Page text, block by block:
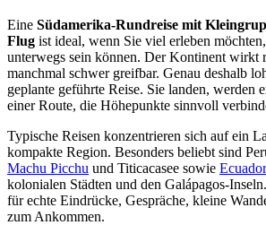
Eine Südamerika-Rundreise mit
Flug ist ideal, wenn Sie viel erleben
unterwegs sein können. Der Kontinent wirkt
manchmal schwer greifbar. Genau deshalb
geplante geführte Reise. Sie landen, werden
einer Route, die Höhepunkte sinnvoll
Typische Reisen konzentrieren sich auf ein
kompakte Region. Besonders beliebt sind
Machu Picchu und Titicacasee sowie Ecuador
kolonialen Städten und den Galápagos-
für echte Eindrücke, Gespräche, kleine
zum Ankommen.